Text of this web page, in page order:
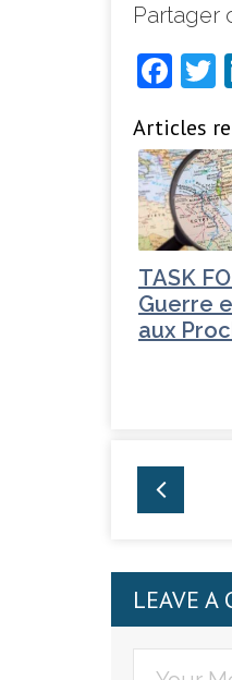
Partager
F
c
e
b
o
o
k
t
r
Articles
TASK
Guerre
aux
LEAVE A